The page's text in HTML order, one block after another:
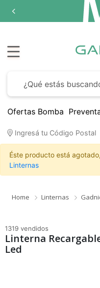
Ofertas Bomba
Ingresá tu Código Postal
Éste producto está
Linternas
Home Linternas
1319 vendidos
Linterna
Led